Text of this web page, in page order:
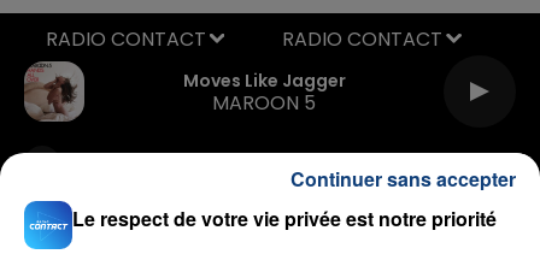
Moves Like Jagger
MAROON 5
RADIO CONTACT
Le respect de votre vie privée est notre priorité
Continuer sans accepter